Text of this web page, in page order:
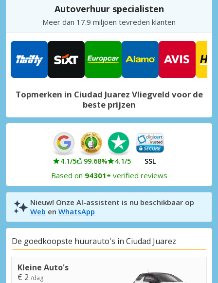
Autoverhuur specialisten
Meer dan 17.9 miljoen tevreden klanten
Topmerken in Ciudad Juarez Vliegveld voor de
beste prijzen
4.1/5 99.68% 4.1/5 SSL
Based on 94301+ verified reviews
Nieuw! Onze AI-assistent is nu beschikbaar op
Web en WhatsApp
De goedkoopste huurauto's in Ciudad Juarez
Kleine Auto's
€ 2 /dag